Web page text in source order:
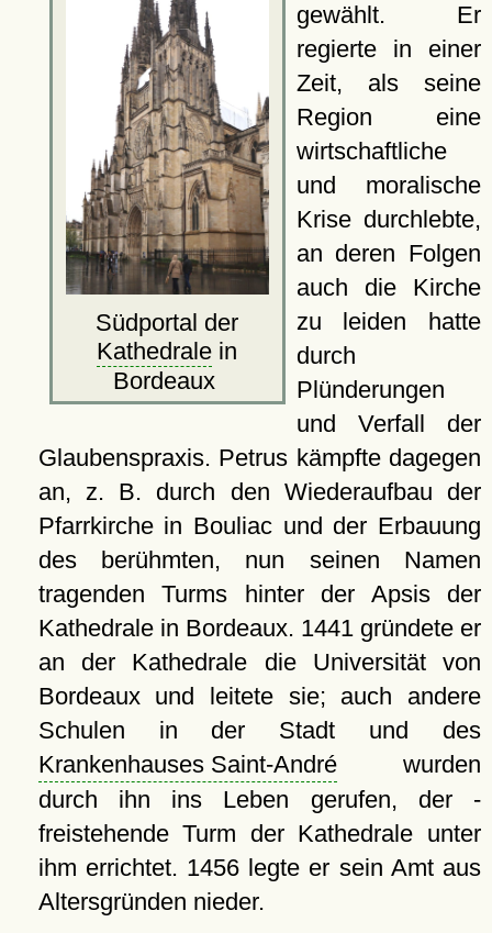
Südportal der
Kathedrale in
Bordeaux
gewählt. Er
regierte in einer
Zeit, als seine
Region eine
wirtschaftliche
und moralische
Krise durchlebte,
an deren Folgen
auch die Kirche
zu leiden hatte
durch
Plünderungen
und Verfall der
Glaubenspraxis. Petrus kämpfte dagegen
an, z. B. durch den Wiederaufbau der
Pfarrkirche in Bouliac und der Erbauung
des berühmten, nun seinen Namen
tragenden Turms hinter der Apsis der
Kathedrale in Bordeaux. 1441 gründete er
an der Kathedrale die Universität von
Bordeaux und leitete sie; auch andere
Schulen in der Stadt und des
Krankenhauses Saint-Andréwurden
durch ihn ins Leben gerufen, der -
freistehende Turm der Kathedrale unter
ihm errichtet. 1456 legte er sein Amt aus
Altersgründen nieder.